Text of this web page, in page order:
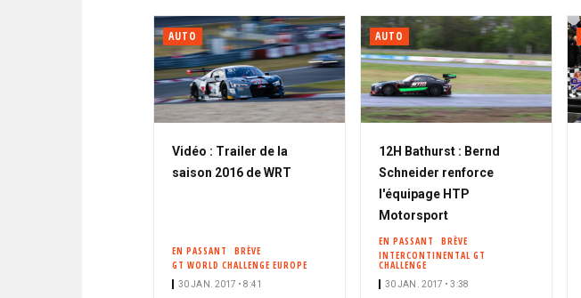
AUTO
Vidéo : Trailer de la
saison 2016 de WRT
EN PASSANT
BRÈVE
GT WORLD CHALLENGE EUROPE
30 JAN. 2017 • 8:41
AUTO
12H Bathurst : Bernd
Schneider renforce
l'équipage HTP
Motorsport
EN PASSANT
BRÈVE
INTERCONTINENTAL GT
CHALLENGE
30 JAN. 2017 • 3:38